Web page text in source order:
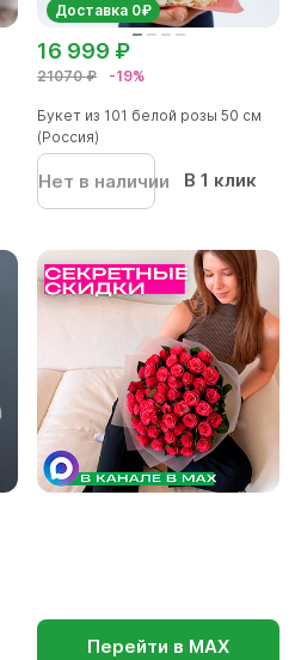
Доставка 0₽
21070 ₽ -19%
16 999 ₽
Букет из 101 белой розы 50 см
(Россия)
Нет в наличии В 1 клик
Перейти в МАХ